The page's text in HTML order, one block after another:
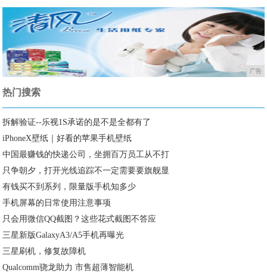
广告
热门搜索
拆解验证--乐视1S承诺的是不是全都有了
iPhoneX壁纸｜好看的苹果手机壁纸
中国最赚钱的快递公司，坐拥百万员工从不打
只争朝夕，打开光线追踪不一定需要要旗舰显
有钱买不到系列，限量版手机知多少
手机屏幕的日常使用注意事项
只会用微信QQ截图？这些花式截图不答应
三星新版GalaxyA3/A5手机再曝光
三星刷机，修复故障机
Qualcomm骁龙助力 市售超薄智能机